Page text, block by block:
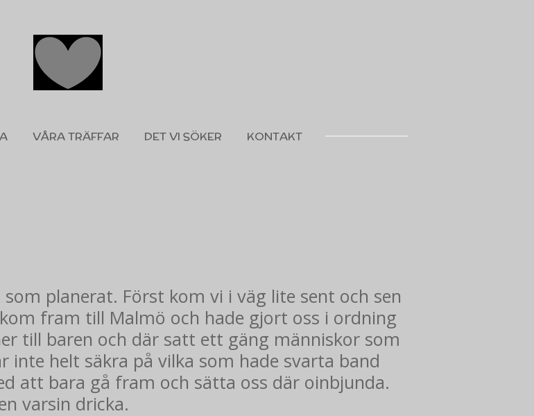
VÅRA TRÄFFAR DET VI SÖKER KONTAKT
planerat. Först kom vi i väg lite sent och sen
fram till Malmö och hade gjort oss i ordning
till baren och där satt ett gäng människor som
helt säkra på vilka som hade svarta band
att bara gå fram och sätta oss där oinbjunda.
varsin dricka.